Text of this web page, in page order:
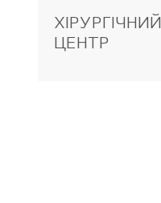
ХІРУРГІЧНИЙ
ЦЕНТР